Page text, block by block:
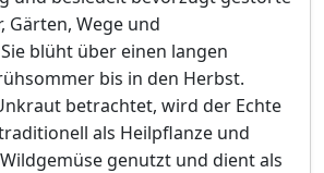
Gärten, Wege und
blüht über einen langen
bis in den Herbst.
betrachtet, wird der Echte
als Heilpflanze und
genutzt und dient als